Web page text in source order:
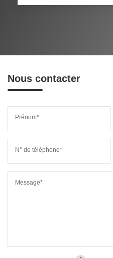
Nous contacter
Prénom*
N° de téléphone*
Message*